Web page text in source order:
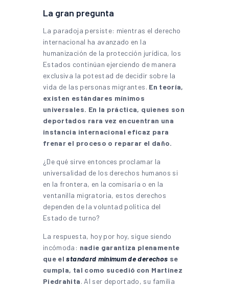
La gran pregunta
La paradoja persiste: mientras el derecho
internacional ha avanzado en la
humanización de la protección jurídica, los
Estados continúan ejerciendo de manera
exclusiva la potestad de decidir sobre la
vida de las personas migrantes. En teoría,
existen estándares mínimos
universales. En la práctica, quienes son
deportados rara vez encuentran una
instancia internacional eficaz para
frenar el proceso o reparar el daño.
¿De qué sirve entonces proclamar la
universalidad de los derechos humanos si
en la frontera, en la comisaría o en la
ventanilla migratoria, estos derechos
dependen de la voluntad política del
Estado de turno?
La respuesta, hoy por hoy, sigue siendo
incómoda: nadie garantiza plenamente
que elstandard minimum de derechos se
cumpla, tal como sucedió con Martinez
Piedrahita. Al ser deportado, su familia